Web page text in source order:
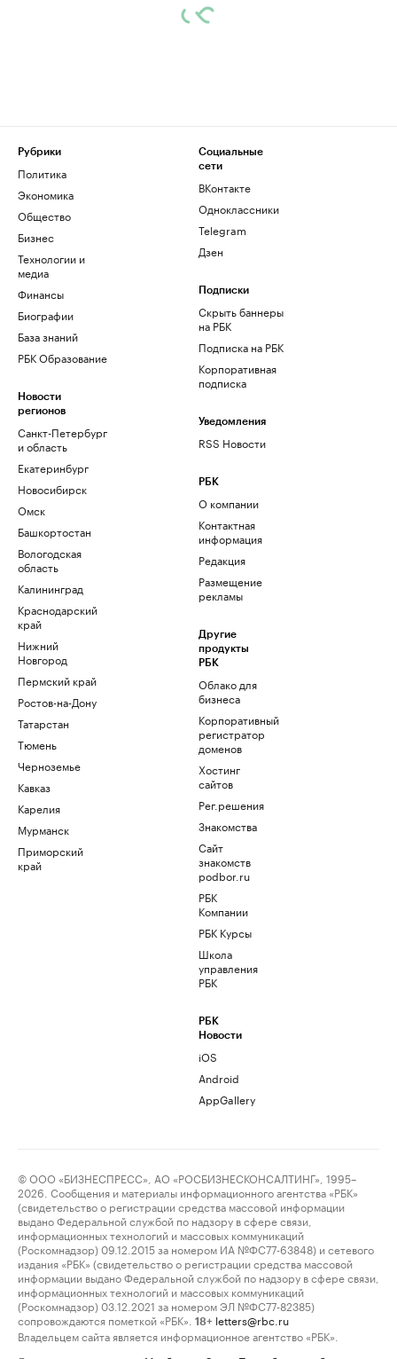
Рубрики
Политика
Экономика
Общество
Бизнес
Технологии и
медиа
Финансы
Биографии
База знаний
РБК Образование
Новости
регионов
Санкт-Петербург
и область
Екатеринбург
Новосибирск
Омск
Башкортостан
Вологодская
область
Калининград
Краснодарский
край
Нижний
Новгород
Пермский край
Ростов-на-Дону
Татарстан
Тюмень
Черноземье
Кавказ
Карелия
Мурманск
Приморский
край
Социальные
сети
ВКонтакте
Одноклассники
Telegram
Дзен
Подписки
Скрыть баннеры
на РБК
Подписка на РБК
Корпоративная
подписка
Уведомления
RSS Новости
РБК
О компании
Контактная
информация
Редакция
Размещение
рекламы
Другие
продукты
РБК
Облако для
бизнеса
Корпоративный
регистратор
доменов
Хостинг
сайтов
Рег.решения
Знакомства
Сайт
знакомств
podbor.ru
РБК
Компании
РБК Курсы
Школа
управления
РБК
РБК
Новости
iOS
Android
AppGallery
© ООО «БИЗНЕСПРЕСС», АО «РОСБИЗНЕСКОНСАЛТИНГ», 1995–
2026. Сообщения и материалы информационного агентства «РБК»
(свидетельство о регистрации средства массовой информации
выдано Федеральной службой по надзору в сфере связи,
информационных технологий и массовых коммуникаций
(Роскомнадзор) 09.12.2015 за номером ИА №ФС77-63848) и сетевого
издания «РБК» (свидетельство о регистрации средства массовой
информации выдано Федеральной службой по надзору в сфере связи,
информационных технологий и массовых коммуникаций
(Роскомнадзор) 03.12.2021 за номером ЭЛ №ФС77-82385)
сопровождаются пометкой «РБК».
18+ letters@rbc.ru
Владельцем сайта является информационное агентство «РБК».